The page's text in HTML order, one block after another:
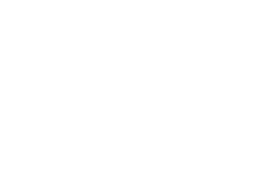
oblíbených hotelů